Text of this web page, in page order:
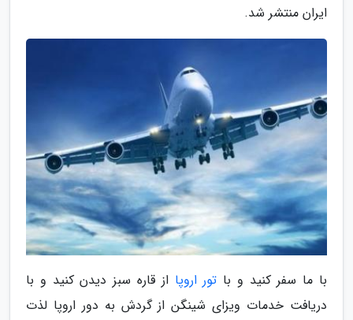
ایران منتشر شد.
با ما سفر کنید و با تور اروپا از قاره سبز دیدن کنید و با
دریافت خدمات ویزای شینگن از گردش به دور اروپا لذت